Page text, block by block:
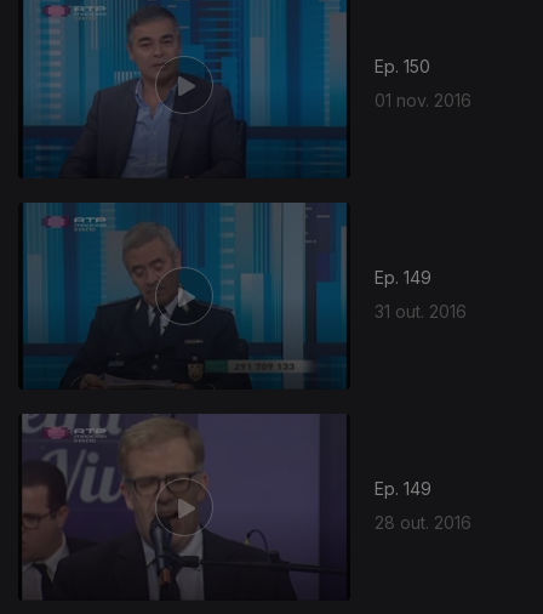
Ep. 150
01 nov. 2016
Ep. 149
31 out. 2016
Ep. 149
28 out. 2016